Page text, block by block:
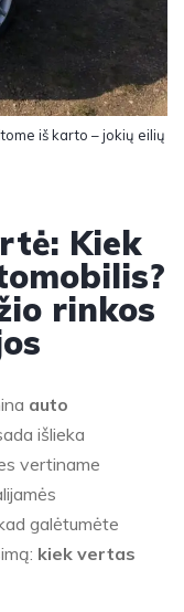
Kiek
rinkos
auto
išlieka
vertiname
galėtumėte
kiek vertas
iš karto – jokių eilių